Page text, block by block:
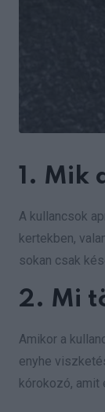
1. Mik
A kullancsok
kertekben,
sokan csak
2. Mi
Amikor a
enyhe
kórokozó, amit